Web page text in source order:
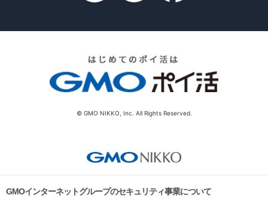
© GMO NIKKO, Inc. All Rights Reserved.
GMOインターネットグループのセキュリティ事業について